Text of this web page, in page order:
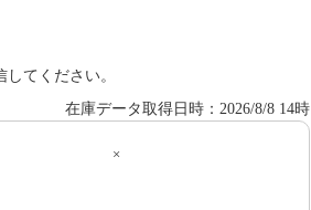
てください。
在庫データ取得日時：2026/8/8 14時
×